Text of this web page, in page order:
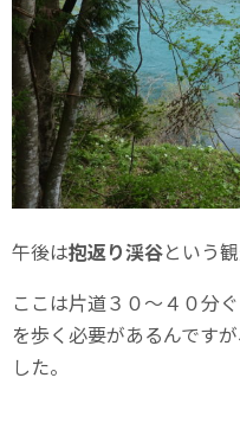
午後は抱返り渓谷という
ここは片道３０～４０分
を歩く必要があるんです
した。